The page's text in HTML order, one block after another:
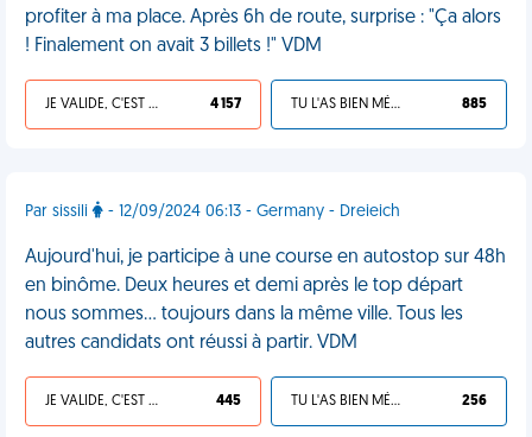
profiter à ma place. Après 6h de route, surprise : "Ça alors
! Finalement on avait 3 billets !" VDM
JE VALIDE, C'EST UNE VDM 4 157 TU L'AS BIEN MÉRITÉ 885
Par sissili - 12/09/2024 06:13 - Germany - Dreieich
Aujourd'hui, je participe à une course en autostop sur 48h
en binôme. Deux heures et demi après le top départ
nous sommes... toujours dans la même ville. Tous les
autres candidats ont réussi à partir. VDM
JE VALIDE, C'EST UNE VDM 445 TU L'AS BIEN MÉRITÉ 256